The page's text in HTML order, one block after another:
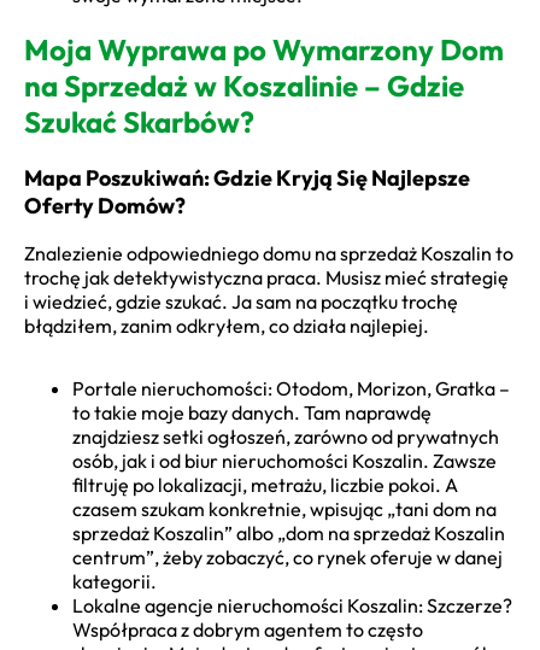
Moja Wyprawa po Wymarzony Dom
na Sprzedaż w Koszalinie – Gdzie
Szukać Skarbów?
Mapa Poszukiwań: Gdzie Kryją Się Najlepsze
Oferty Domów?
Znalezienie odpowiedniego domu na sprzedaż Koszalin to
trochę jak detektywistyczna praca. Musisz mieć strategię
i wiedzieć, gdzie szukać. Ja sam na początku trochę
błądziłem, zanim odkryłem, co działa najlepiej.
Portale nieruchomości: Otodom, Morizon, Gratka –
to takie moje bazy danych. Tam naprawdę
znajdziesz setki ogłoszeń, zarówno od prywatnych
osób, jak i od biur nieruchomości Koszalin. Zawsze
filtruję po lokalizacji, metrażu, liczbie pokoi. A
czasem szukam konkretnie, wpisując „tani dom na
sprzedaż Koszalin” albo „dom na sprzedaż Koszalin
centrum”, żeby zobaczyć, co rynek oferuje w danej
kategorii.
Lokalne agencje nieruchomości Koszalin: Szczerze?
Współpraca z dobrym agentem to często